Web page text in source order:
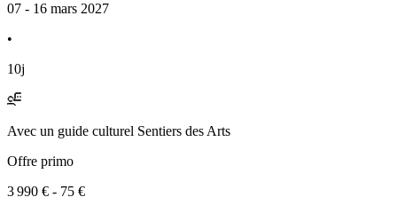
07 - 16 mars 2027
•
10j
Avec un guide culturel Sentiers des Arts
Offre primo
3 990 € - 75 €